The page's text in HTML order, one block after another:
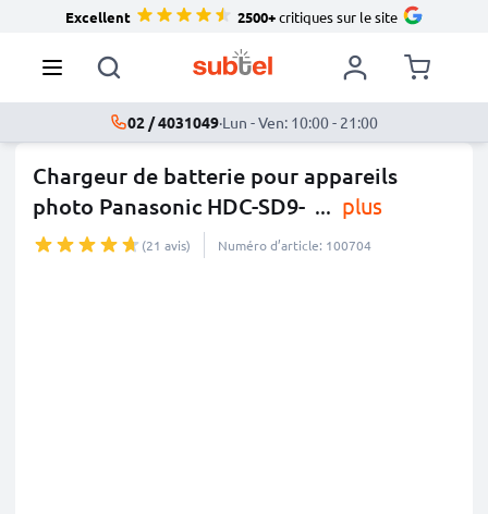
Excellent 2500+critiques sur le site
02 / 4031049·Lun - Ven: 10:00 - 21:00
Chargeur de batterie pour appareils
photo Panasonic HDC-SD9- ... plus
(21 avis) Numéro d’article: 100704